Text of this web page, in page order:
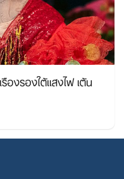
งรองใต้แสงไฟ เต้น